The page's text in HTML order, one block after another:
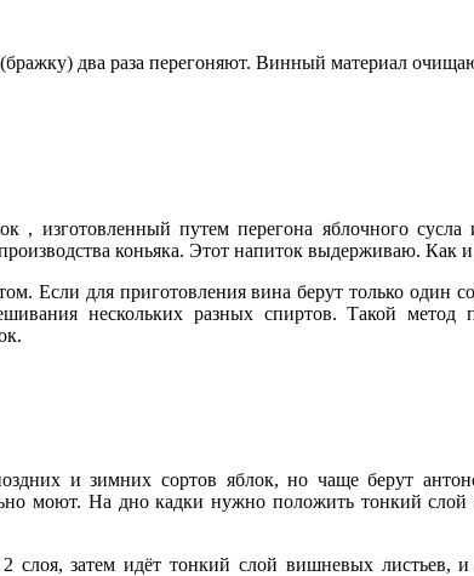
два раза перегоняют. Винный материал
, изготовленный путем перегона яблочного
коньяка. Этот напиток выдерживаю. Как
Если для приготовления вина берут только один
нескольких разных спиртов. Такой метод
и зимних сортов яблок, но чаще берут
моют. На дно кадки нужно положить тонкий
слоя, затем идёт тонкий слой вишневых листьев,